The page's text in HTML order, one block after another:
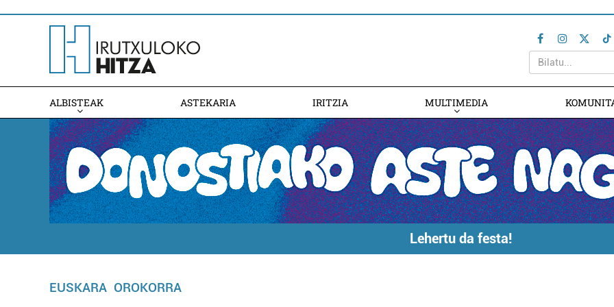
ALBISTEAK ASTEKARIA IRITZIA MULTIMEDIA
Lehertu da festa!
EUSKARA OROKORRA